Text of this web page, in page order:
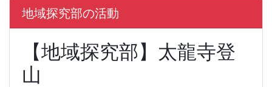
地域探究部の活動
【地域探究部】太龍寺登
山